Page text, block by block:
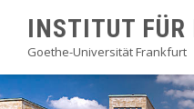
content
INSTITUT
Goethe-Universität Frankfurt